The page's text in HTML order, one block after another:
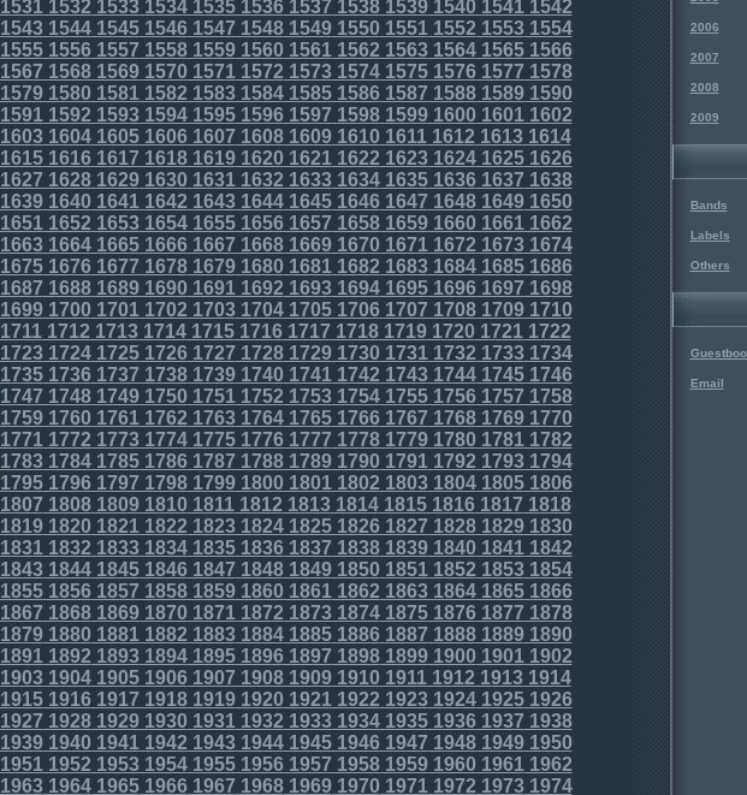
15311532 15331534153515361537 15381539154015411542
15431544154515461547 15481549155015511552 15531554
155515561557 15581559156015611562 1563156415651566
1567 15681569157015711572 15731574157515761577 1578
1579158015811582 15831584158515861587 158815891590
15911592 15931594159515961597 15981599160016011602
16031604160516061607 16081609161016111612 16131614
161516161617 16181619162016211622 1623162416251626
1627 16281629163016311632 16331634163516361637 1638
1639164016411642 16431644164516461647 164816491650
16511652 16531654165516561657 16581659166016611662
16631664166516661667 16681669167016711672 16731674
167516761677 16781679168016811682 1683168416851686
1687 16881689169016911692 16931694169516961697 1698
1699170017011702 17031704170517061707 170817091710
17111712 17131714171517161717 17181719172017211722
17231724172517261727 17281729173017311732 17331734
173517361737 17381739174017411742 1743174417451746
1747 17481749175017511752 17531754175517561757 1758
1759176017611762 17631764176517661767 176817691770
17711772 17731774177517761777 17781779178017811782
17831784178517861787 17881789179017911792 17931794
179517961797 17981799180018011802 1803180418051806
1807 18081809181018111812 18131814181518161817 1818
1819182018211822 18231824182518261827 182818291830
18311832 18331834183518361837 18381839184018411842
18431844184518461847 18481849185018511852 18531854
185518561857 18581859186018611862 1863186418651866
1867 18681869187018711872 18731874187518761877 1878
1879188018811882 18831884188518861887 188818891890
18911892 18931894189518961897 18981899190019011902
19031904190519061907 19081909191019111912 19131914
191519161917 19181919192019211922 1923192419251926
1927 19281929193019311932 19331934193519361937 1938
1939194019411942 19431944194519461947 194819491950
19511952 19531954195519561957 19581959196019611962
19631964196519661967 19681969197019711972 19731974
2006
2007
2008
2009
Bands
Labels
Others
Email